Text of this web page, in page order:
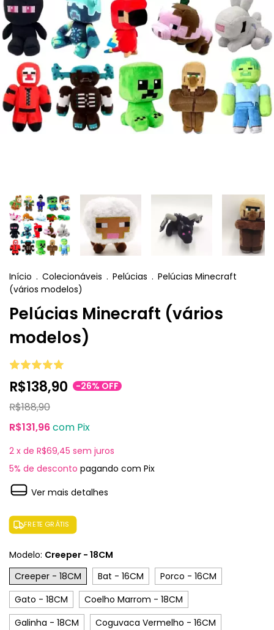
Início . Colecionáveis . Pelúcias . Pelúcias Minecraft
(vários modelos)
Pelúcias Minecraft (vários
modelos)
R$138,90 -26% OFF
R$188,90
R$131,96com Pix
2 x de R$69,45 sem juros
5% de desconto pagando com Pix
Ver mais detalhes
FRETE GRÁTIS
Modelo: Creeper - 18CM
Creeper - 18CM
Bat - 16CM
Porco - 16CM
Gato - 18CM
Coelho Marrom - 18CM
Galinha - 18CM
Coguvaca Vermelho - 16CM